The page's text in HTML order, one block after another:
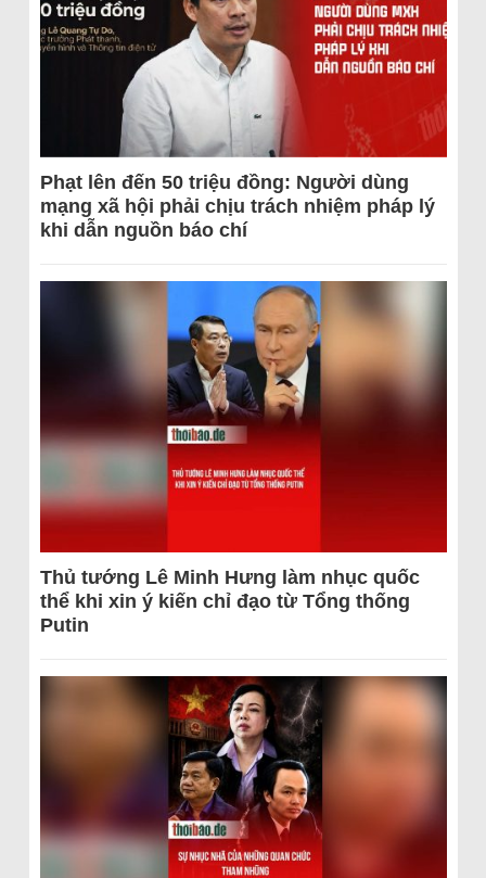
Phạt lên đến 50 triệu đồng: Người dùng
mạng xã hội phải chịu trách nhiệm pháp lý
khi dẫn nguồn báo chí
Thủ tướng Lê Minh Hưng làm nhục quốc
thể khi xin ý kiến chỉ đạo từ Tổng thống
Putin